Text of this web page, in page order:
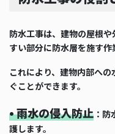
防水工事は、建物の屋根
すい部分に防水層を施す作
これにより、建物内部へ
ぐことができます。
• 雨水の侵入防止 ：
護します。